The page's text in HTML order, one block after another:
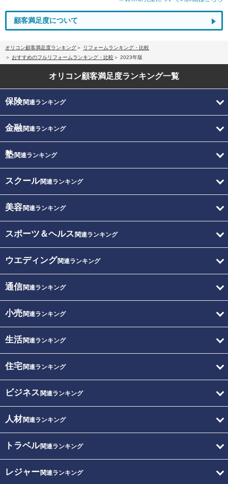
顧客満足度について
オリコン顧客満足度ランキング
リフォームランキング・比較
おすすめのフルリフォームランキング・比較
2023年版
オリコン顧客満足度ランキング一覧
保険関連ランキング
金融関連ランキング
塾関連ランキング
スクール関連ランキング
美容関連ランキング
スポーツ＆ヘルス 関連ランキング
ウエディング関連ランキング
通信関連ランキング
小売関連ランキング
生活関連ランキング
住宅関連ランキング
ビジネス 関連ランキング
人材関連ランキング
トラベル関連ランキング
レジャー関連ランキング